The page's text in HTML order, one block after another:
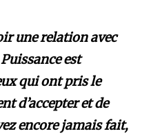
une relation avec
est
qui ont pris le
d’accepter et de
encore jamais fait,